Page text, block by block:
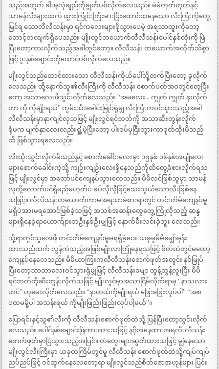
သည့်အတွက် ခါးမှလုံချည်ကိုချွတ်ပစ်လိုက်လေသည်။ မဲမဲတုတ်တုတ်နှင့်
သာမန်လီးများထက် ထွားကြိုင်းကြီးမားပြီးထောင်ထနေသော လီးကြီးကိုတွေ့
မြင်ရ သောလီလီသန်းမှာ ရင်ကလေးများဖိုသွားပေမဲ့ အရသာထူးကိုတော့
တောင့်တလျက်ရှိပေသည်။ မျိုးလွင်တယောက်လီလီသန်းပေါင်နှစ်လုံးကို ဖြဲ
ပြီးတော့ကားလိုက်သည့်အခါတွင်တော့။ လီလီသန်း တယောက်အလိုက်သိစွာ
ဖြင့် ဒူးနှစ်ချောင်းကိုထောင်ပစ်လိုက်လေသည်။
မျိုးလွင်သည်ထောင်ထားသော လီလီသန်းကိုယ်ပေါ်သို့တက်ပြီးတော့ ခွလိုက်
လေသည်။ ထို့နောက်သူ၏လီးကြီးကို လီလီသန်း စောက်ပတ်အဝတွင်တေ့ပြီး
တော့ အသာလေးဖိသွင်းလိုက်လေသည်။ “အမလေး… ကျွတ် ကျွတ် နာလိုက်
တာ ကို ကိုမျိုးရယ်” ကွမ်းသီးခေါင်းမြုပ်ရုံမျှ လီးကြီးကဝင်သွားသည့်အခါ
လီလီသန်းမှာနာကျင်လှသဖြင့် မျိုးလွင်ရင်ဘတ်ကို အသာဆီးတွန်းလိုက်
ရုံမက မျက်နှာလေးလည်းရှုံ့မဲ့ပြီးတော့ ပါးစပ်မှငြီးတွားကာစုတ်ထိုးမိသည်
ထိ ဖြစ်သွားရလေသည်။
လီးထိုးသွင်းလိုက်မိသည်နှင့် စောက်ခေါင်းလေးမှာ ၁၅နှစ် ၁၆နှစ်အပျိုလေး
များစောက်ခေါင်းကဲ့သို့ ကျဉ်းကျဉ်းလေးရှိနေသည်ကိုထိတွေ့ခံစားလိုက်ရသ
ဖြင့် မျိုးလွင်မှာ အတော်ပင်ကျေနပ်သွားလေသည်။ မိမိလင်ဖြစ်သူမှာ သာမန်
လူတို့လောက်ပင်ရှိမည်မဟုတ်ပဲ ခပ်လှီလှီဖြင့်သေးသွယ်သောလီးဖြစ်နေ
သဖြင့်။ လီလီသန်းတယောက်ကာမအရသာခံစားရာတွင် တင်းတိမ်ကျေနပ်မှု
မရှိပဲအားမရအောင်ဖြစ်ခဲ့သဖြင့် အသစ်အဆန်းတွေတွေ့ကြုံလိုသည့် ဆန္ဒ
များရှိနေခဲ့ရာယောက်ျားတဦးနှစ်ဦးမျှဖြင့် နောက်မီးလင်းခဲ့ဘူး လေသည်။
သို့ရာတွင်သူမအဖို့ တင်းတိမ်ကျေနပ်မှုမရရှိခဲ့ပေ။ ယခုမူမိမိမျှော်မှန်း
ထားသည်ထက် လွန်ကဲသည့်အဖြစ်မျိုးလာကြုံနေရသဖြင့် စိတ်ထဲတွင်မတော့
ကျေနပ်နေလေသည်။ မိမိဟာကြးကလီလီသန်းစောက်ဖုတ်အတွင်း နစ်မြုပ်
ပြီးတော့သာသာလေးဝင်သွားရုံမျှဖြင့် လီလီသန်းခမျာ ထွန့်ထွန့်လူးပြီး မိမိ
ရင်ဘတ်ကိုဆီးတွန်းလိုက်သဖြင့် မျိုးလွင်မှာအသာငြိမ်လိုက်ရာမှ “နာသလား
ဟင်” ဟုမေးလိုက်လေသည်။ “နာတယ်ကိုမျိုးရယ် ဖြေးဖြေးလုပ်ပါ” “အစ
ပထမမို့ပါ အသန်းရယ် ကိုမျိုးဖြည်းဖြည်းလုပ်ပါ့မယ်”။
ပြောရင်းနှင့်သူ၏လီးကို လီလီသန်းစောက်ဖုတ်ထဲသို့ ပြန်ပြီးတော့သွင်းလိုက်
လေသည်။ ပေါင်နှစ်ချောင်းဖြဲကားထားသဖြင့် နဂိုအနေထားအရလီးလီသန်း
စောက်ဖုတ်မှာပြဲသွားသည့်အပြင်။ တံတွေးများဆွတ်ထားသဖြင့် ချွဲနေသော
မျိုးလွင်လီးကြီးမှာ ယခုတကြိမ်တွင်မူ လီလီသန်း စောက်ဖုတ်ထဲသို့ကျပ်ကျပ်
ညပ်ညပ်ဖြင့် ဝင်ထွက်နေလေတော့ရာ မျိုးလွင်သည်စိတ်ဇောအဟုန်များ ပြင်း